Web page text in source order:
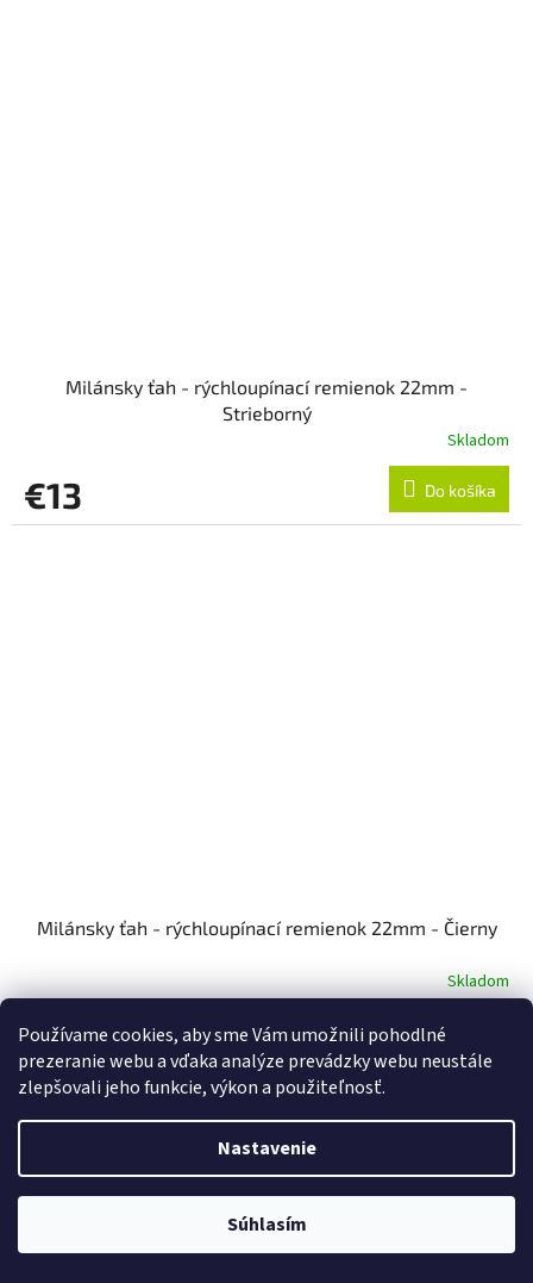
Používame cookies, aby sme Vám umožnili pohodlné
prezeranie webu a vďaka analýze prevádzky webu neustále
zlepšovali jeho funkcie, výkon a použiteľnosť.
Nastavenie
Súhlasím
Milánsky ťah - rýchloupínací remienok 22mm -
Strieborný
Skladom
€13 Do košíka
Milánsky ťah - rýchloupínací remienok 22mm - Čierny
Skladom
€13 Do košíka